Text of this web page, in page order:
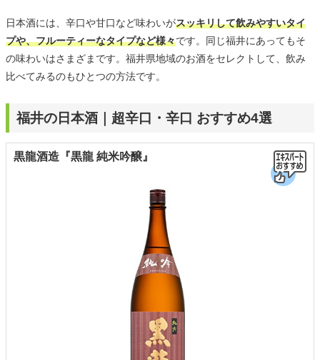
日本酒には、辛口や甘口など味わいがスッキリして飲みやすいタイ
プや、フルーティーなタイプなど様々です。同じ福井にあってもそ
の味わいはさまざまです。福井県地域のお酒をセレクトして、飲み
比べてみるのもひとつの方法です。
福井の日本酒｜超辛口・辛口 おすすめ4選
黒龍酒造『黒龍 純米吟醸』